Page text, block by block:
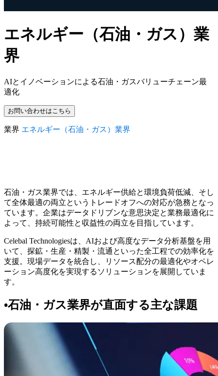
エネルギー（石油・ガス）業
界
AIとイノベーションによる石油・ガスバリューチェーン最
適化
お問い合わせはこちら
業界 エネルギー（石油・ガス）業界
石油・ガス業界では、エネルギー供給と環境負荷低減、そし
て全体最適の両立というトレードオフへの対応が急務となっ
ています。企業はデータドリブンな意思決定と業務最適化に
よって、持続可能性と収益性の両立を目指しています。
Celebal Technologiesは、AIおよび高度なデータ分析基盤を用
いて、探鉱・生産・精製・流通といった全工程での効率化を
支援。現場データを統合し、リソース配分の最適化やオペレ
ーション高度化を実現するソリューションを展開していま
す。
•石油・ガス業界が直面する主な課題